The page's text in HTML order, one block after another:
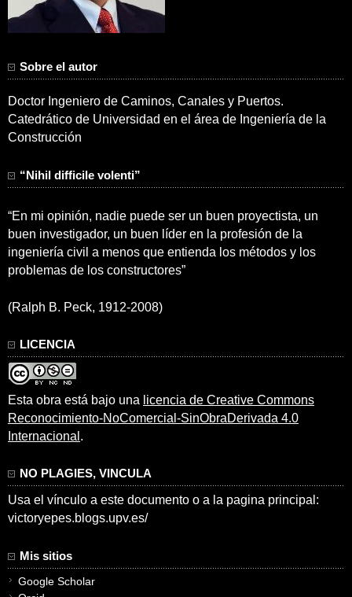
Sobre el autor
Doctor Ingeniero de Caminos, Canales y Puertos.
Catedrático de Universidad en el área de Ingeniería de la
Construcción
“Nihil difficile volenti”
“En mi opinión, nadie puede ser un buen proyectista, un
buen investigador, un buen líder en la profesión de la
ingeniería civil a menos que entienda los métodos y los
problemas de los constructores”
(Ralph B. Peck, 1912-2008)
LICENCIA
Esta obra está bajo una licencia de Creative Commons
Reconocimiento-NoComercial-SinObraDerivada 4.0
Internacional .
NO PLAGIES, VINCULA
Usa el vínculo a este documento o a la pagina principal:
victoryepes.blogs.upv.es/
Mis sitios
Google Scholar